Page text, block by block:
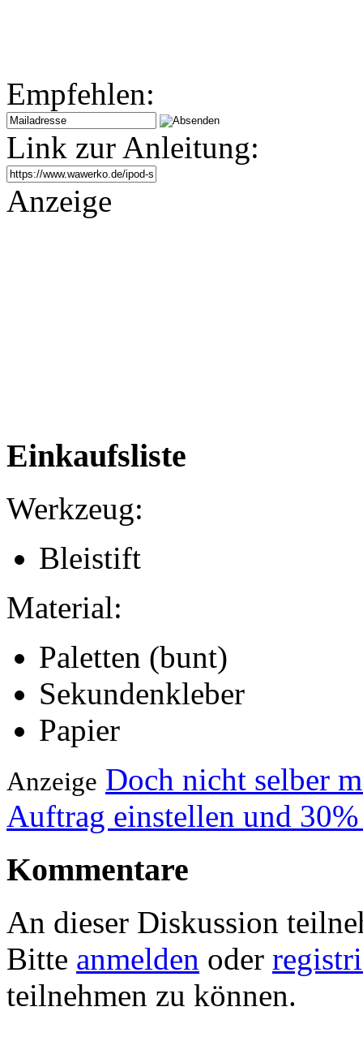
Empfehlen:
Link zur Anleitung:
Anzeige
Einkaufsliste
Werkzeug:
Bleistift
Material:
Paletten (bunt)
Sekundenkleber
Papier
Anzeige Doch nicht selber
Auftrag einstellen und
Kommentare
An dieser Diskussion
Bitte anmelden oder
teilnehmen zu können.